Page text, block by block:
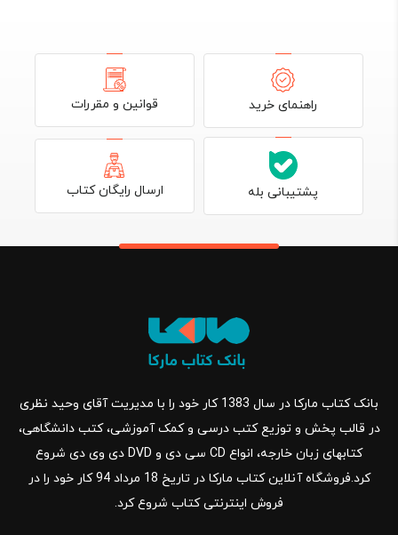
راهنمای خرید قوانین و مقررات
پشتیبانی بله ارسال رایگان کتاب
بانک کتاب مارکا در سال 1383 کار خود را با مدیریت آقای وحید نظری
در قالب پخش و توزیع کتب درسی و کمک آموزشی، کتب دانشگاهی،
کتابهای زبان خارجه، انواع CD سی دی و DVD دی وی دی شروع
کرد.فروشگاه آنلاین کتاب مارکا در تاریخ 18 مرداد 94 کار خود را در
فروش اینترنتی کتاب شروع کرد.